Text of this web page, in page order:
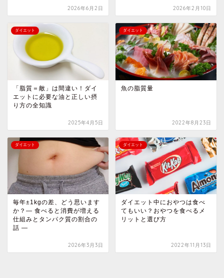
2026年6月2日 2026年2月10日
ダイエット
「脂質＝敵」は間違い！ダイ
エットに必要な油と正しい摂
り方の全知識
2025年4月5日
ダイエット
魚の脂質量
2022年8月23日
ダイエット
毎年±1kgの差、どう思います
か？― 食べると消費が増える
仕組みとタンパク質の割合の
話 ―
2026年3月3日
ダイエット
ダイエット中におやつは食べ
てもいい？おやつを食べるメ
リットと選び方
2022年11月13日